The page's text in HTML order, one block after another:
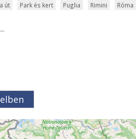
út Park és kert Puglia Rimini Róma